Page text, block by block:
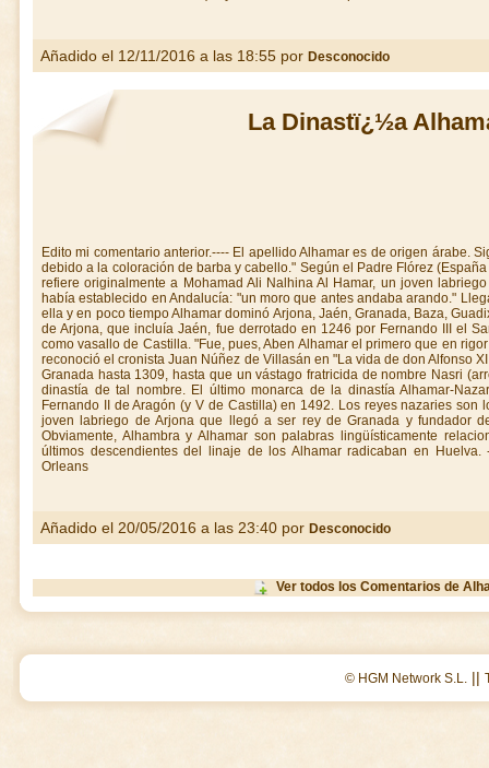
Añadido el 12/11/2016 a las 18:55 por Desconocido
La Dinastï¿½a
Edito mi comentario anterior.---- El apellido Alhamar es de origen árabe.
debido a la coloración de barba y cabello." Según el Padre Flórez
refiere originalmente a Mohamad Ali Nalhina Al Hamar, un joven
había establecido en Andalucía: "un moro que antes andaba arando."
ella y en poco tiempo Alhamar dominó Arjona, Jaén, Granada, Baza,
de Arjona, que incluía Jaén, fue derrotado en 1246 por Fernando III el
como vasallo de Castilla. "Fue, pues, Aben Alhamar el primero que en
reconoció el cronista Juan Núñez de Villasán en "La vida de don Alfonso
Granada hasta 1309, hasta que un vástago fratricida de nombre Nasri
dinastía de tal nombre. El último monarca de la dinastía Alhamar-
Fernando II de Aragón (y V de Castilla) en 1492. Los reyes nazaries son
joven labriego de Arjona que llegó a ser rey de Granada y fundador
Obviamente, Alhambra y Alhamar son palabras lingüísticamente
últimos descendientes del linaje de los Alhamar radicaban en
Orleans
Añadido el 20/05/2016 a las 23:40 por Desconocido
Ver todos los Comentarios de
© HGM Network S.L. ||